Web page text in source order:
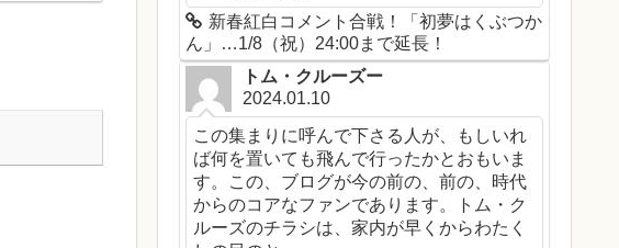
新春紅白コメント合戦！「初夢はくぶつか
ん」…1/8（祝）24:00まで延長！
トム・クルーズー
2024.01.10
この集まりに呼んで下さる人が、もしいれ
ば何を置いても飛んで行ったかとおもいま
す。この、ブログが今の前の、前の、時代
からのコアなファンであります。トム・ク
ルーズのチラシは、家内が早くからわたく